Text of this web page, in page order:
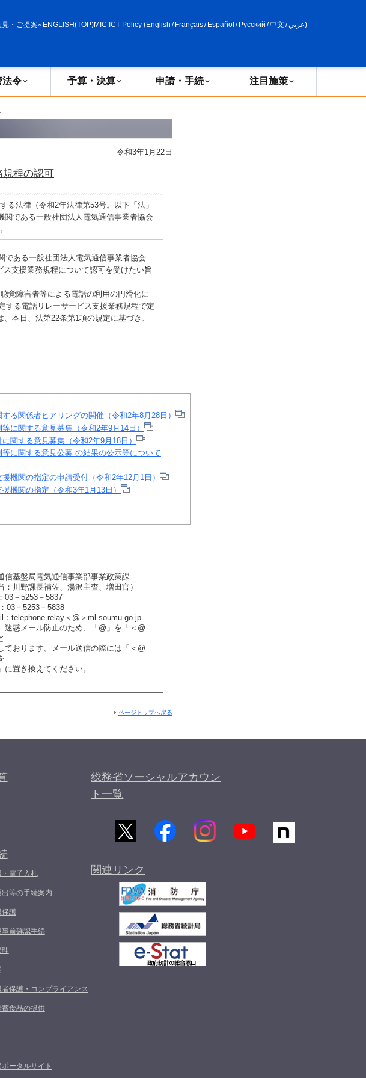
見・ご提案 ENGLISH(TOP)MIC ICT Policy (English / Français/ Español / Русский /中文 /عربي)
法令 予算・決算 申請・手続 注目施策
令和3年1月22日
規程の認可
法律（令和2年法律第53号。以下「法」
関である一般社団法人電気通信事業者協会
ある一般社団法人電気通信事業者協会
ス支援業務規程について認可を受けたい旨
覚障害者等による電話の利用の円滑化に
する電話リレーサービス支援業務規程で定
本日、法第22条第1項の規定に基づき、
る関係者ヒアリングの開催（令和2年8月28日）
に関する意見募集（令和2年9月14日）
関する意見募集（令和2年9月18日）
に関する意見公募 の結果の公示等について
機関の指定の申請受付（令和2年12月1日）
機関の指定（令和3年1月13日）
信基盤局電気通信事業部事業政策課
：川野課長補佐、湯沢主査、増田官）
03－5253－5837
03－5253－5838
：telephone-relay＜@＞ml.soumu.go.jp
迷惑メール防止のため、「@」を「＜@
ております。メール送信の際には「＜@
に置き換えてください。
ページトップへ戻る
電子入札
等の手続案内
保護
前確認手続
理
保護・コンプライアンス
蓄食品の提供
ータルサイト
総務省ソーシャルアカウン
ト一覧
関連リンク